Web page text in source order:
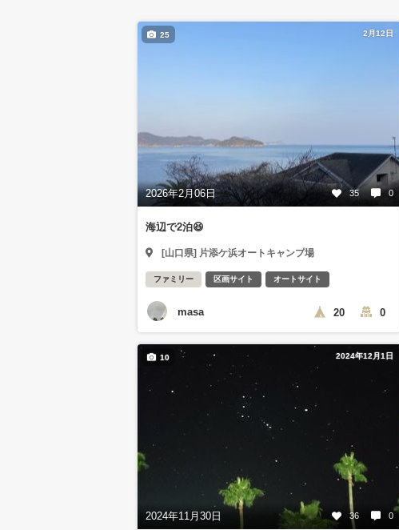
2月12日
2026年2月06日 35 0
25
海辺で2泊😆
[山口県] 片添ケ浜オートキャンプ場
ファミリー 区画サイト オートサイト
masa 20 0
2024年12月1日
2024年11月30日 36 0
10